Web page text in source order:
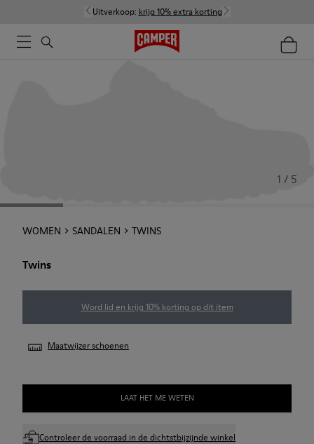
Uitverkoop: krijg 10% extra korting
1 / 5
WOMEN SANDALEN TWINS
Twins
Word lid en krijg 10% korting op dit item
Maatwijzer schoenen
LAAT HET ME WETEN
Controleer de voorraad in de dichtstbijzijnde winkel